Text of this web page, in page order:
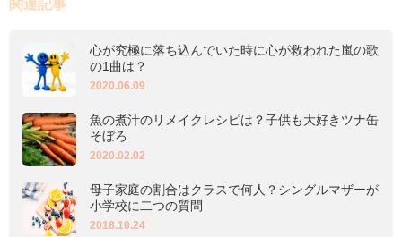
関連記事
心が究極に落ち込んでいた時に心が救われた嵐の歌
の1曲は？
2020.06.09
魚の煮汁のリメイクレシピは？子供も大好きツナ缶
そぼろ
2020.02.02
母子家庭の割合はクラスで何人？シングルマザーが
小学校に二つの質問
2018.10.24